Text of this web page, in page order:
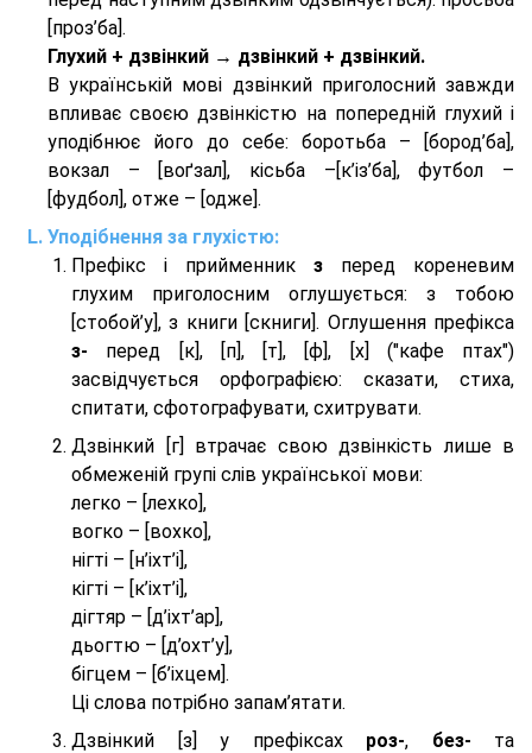
[проз’ба].
Глухий + дзвінкий → дзвінкий + дзвінкий.
В українській мові дзвінкий приголосний завжди
впливає своєю дзвінкістю на попередній глухий і
уподібнює його до себе: боротьба – [бород’ба],
вокзал – [воґзал], кісьба –[к’із’ба], футбол –
[фудбол], отже – [одже].
Уподібнення за глухістю:
Префікс і прийменник з перед кореневим
глухим приголосним оглушується: з тобою
[стобой’у], з книги [скниги]. Оглушення префікса
з- перед [к], [п], [т], [ф], [х] ("кафе птах")
засвідчується орфографією: сказати, стиха,
спитати, сфотографувати, схитрувати.
Дзвінкий [г] втрачає свою дзвінкість лише в
обмеженій групі слів української мови:
легко – [лехко],
вогко – [вохко],
нігті – [н’іхт’і],
кігті – [к’іхт’і],
дігтяр – [д’іхт’ар],
дьогтю – [д’охт’у],
бігцем – [б’іхцем].
Ці слова потрібно запам’ятати.
Дзвінкий [з] у префіксах роз-, без- та